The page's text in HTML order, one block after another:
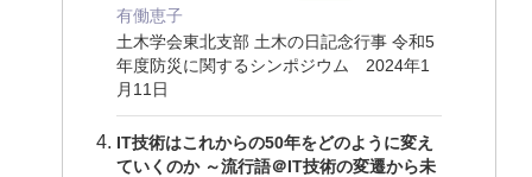
有働恵子
土木学会東北支部 土木の日記念行事 令和5
年度防災に関するシンポジウム 2024年1
月11日
IT技術はこれからの50年をどのように変え
ていくのか ～流行語＠IT技術の変遷から未